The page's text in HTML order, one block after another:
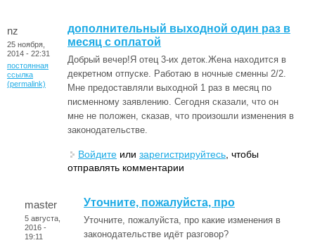
nz
25 ноября,
2014 - 22:31
постоянная
ссылка
(permalink)
дополнительный выходной один раз в
месяц с оплатой
Добрый вечер!Я отец 3-их деток.Жена находится в
декретном отпуске. Работаю в ночные сменны 2/2.
Мне предоставляли выходной 1 раз в месяц по
писменному заявлению. Сегодня сказали, что он
мне не положен, сказав, что произошли изменения в
законодательстве.
Войдите или зарегистрируйтесь , чтобы
отправлять комментарии
master
5 августа,
2016 -
19:11
Уточните, пожалуйста, про
Уточните, пожалуйста, про какие изменения в
законодательстве идёт разговор?